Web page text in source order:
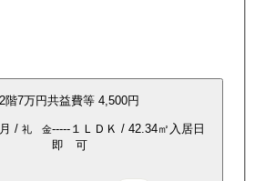
2階7万円共益費等 4,500円
/ 礼 金-----１ＬＤＫ / 42.34㎡ 入居日
即 可